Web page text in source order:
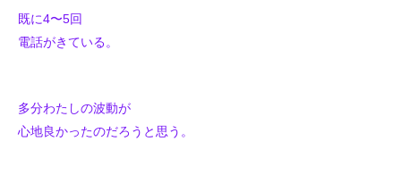
既に4〜5回
電話がきている。
多分わたしの波動が
心地良かったのだろうと思う。